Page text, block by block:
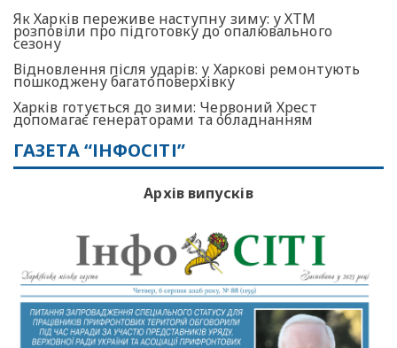
Як Харків переживе наступну зиму: у ХТМ
розповіли про підготовку до опалювального
сезону
Відновлення після ударів: у Харкові ремонтують
пошкоджену багатоповерхівку
Харків готується до зими: Червоний Хрест
допомагає генераторами та обладнанням
ГАЗЕТА “ІНФОСІТІ”
Архів випусків